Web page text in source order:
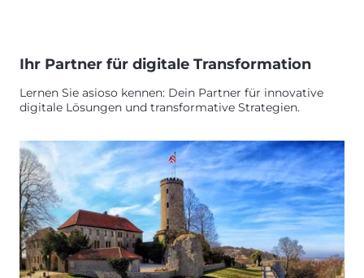
Ihr Partner für digitale Transformation
Lernen Sie asioso kennen: Dein Partner für innovative
digitale Lösungen und transformative Strategien.